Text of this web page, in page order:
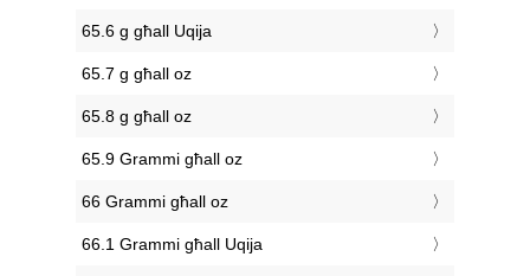
65.6 g għall Uqija
65.7 g għall oz
65.8 g għall oz
65.9 Grammi għall oz
66 Grammi għall oz
66.1 Grammi għall Uqija